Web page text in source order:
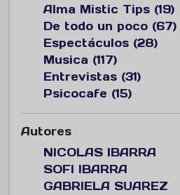
Alma Mistic Tips (19)
De todo un poco (67)
Espectáculos (28)
Musica (117)
Entrevistas (31)
Psicocafe (15)
Autores
NICOLAS IBARRA
SOFI IBARRA
GABRIELA SUAREZ